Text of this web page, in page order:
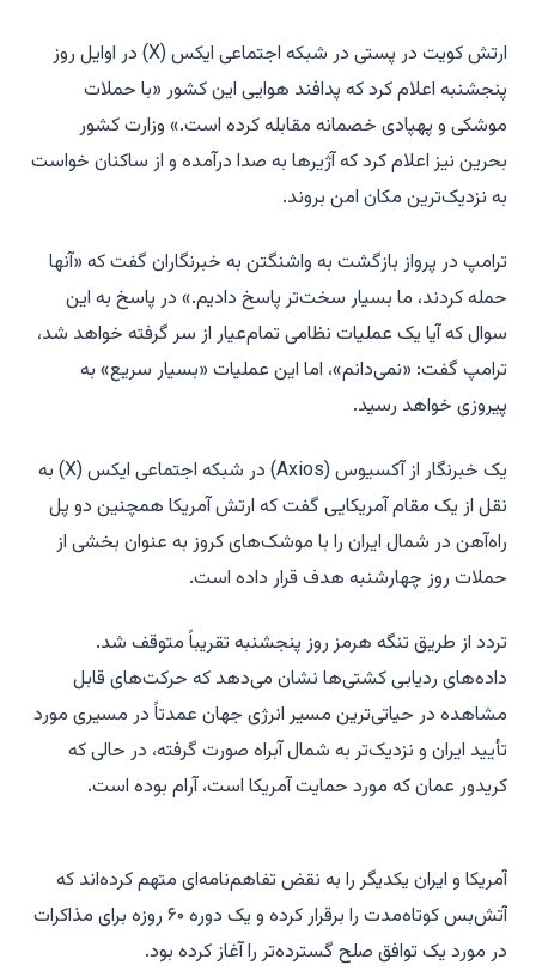
ارتش کویت در پستی در شبکه اجتماعی ایکس (X) در اوایل روز
پنجشنبه اعلام کرد که پدافند هوایی این کشور «با حملات
موشکی و پهپادی خصمانه مقابله کرده است.» وزارت کشور
بحرین نیز اعلام کرد که آژیرها به صدا درآمده و از ساکنان خواست
به نزدیک‌ترین مکان امن بروند.
ترامپ در پرواز بازگشت به واشنگتن به خبرنگاران گفت که «آنها
حمله کردند، ما بسیار سخت‌تر پاسخ دادیم.» در پاسخ به این
سوال که آیا یک عملیات نظامی تمام‌عیار از سر گرفته خواهد شد،
ترامپ گفت: «نمی‌دانم»، اما این عملیات «بسیار سریع» به
پیروزی خواهد رسید.
یک خبرنگار از آکسیوس (Axios) در شبکه اجتماعی ایکس (X) به
نقل از یک مقام آمریکایی گفت که ارتش آمریکا همچنین دو پل
راه‌آهن در شمال ایران را با موشک‌های کروز به عنوان بخشی از
حملات روز چهارشنبه هدف قرار داده است.
تردد از طریق تنگه هرمز روز پنجشنبه تقریباً متوقف شد.
داده‌های ردیابی کشتی‌ها نشان می‌دهد که حرکت‌های قابل
مشاهده در حیاتی‌ترین مسیر انرژی جهان عمدتاً در مسیری مورد
تأیید ایران و نزدیک‌تر به شمال آبراه صورت گرفته، در حالی که
کریدور عمان که مورد حمایت آمریکا است، آرام بوده است.
آمریکا و ایران یکدیگر را به نقض تفاهم‌نامه‌ای متهم کرده‌اند که
آتش‌بس کوتاه‌مدت را برقرار کرده و یک دوره ۶۰ روزه برای مذاکرات
در مورد یک توافق صلح گسترده‌تر را آغاز کرده بود.